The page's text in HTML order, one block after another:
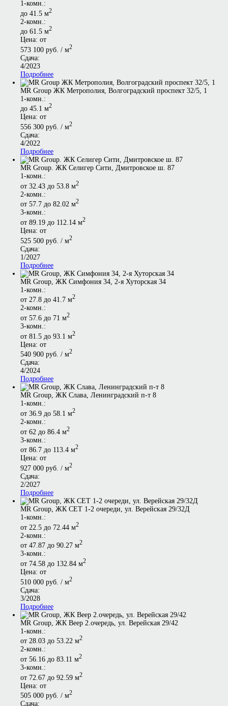
1-комн.:
до 41.5 м2
2-комн.:
до 61.5 м2
Цена: от
573 100 руб. / м2
Сдача:
4/2023
Подробнее
MR Group ЖК Метрополия, Волгоградский проспект 32/5, 1
1-комн.:
до 45.1 м2
Цена: от
556 300 руб. / м2
Сдача:
4/2022
Подробнее
MR Group. ЖК Селигер Сити, Дмитровское ш. 87
1-комн.:
от 32.43 до 53.8 м2
2-комн.:
от 57.7 до 82.02 м2
3-комн.:
от 89.19 до 112.14 м2
Цена: от
525 500 руб. / м2
Сдача:
1/2027
Подробнее
MR Group, ЖК Симфония 34, 2-я Хуторская 34
1-комн.:
от 27.8 до 41.7 м2
2-комн.:
от 57.6 до 71 м2
3-комн.:
от 81.5 до 93.1 м2
Цена: от
540 900 руб. / м2
Сдача:
4/2024
Подробнее
MR Group, ЖК Слава, Ленинградский п-т 8
1-комн.:
от 36.9 до 58.1 м2
2-комн.:
от 62 до 86.4 м2
3-комн.:
от 86.7 до 113.4 м2
Цена: от
927 000 руб. / м2
Сдача:
2/2027
Подробнее
МR Group, ЖК СЕТ 1-2 очереди, ул. Верейская 29/32Д
1-комн.:
от 22.5 до 72.44 м2
2-комн.:
от 47.87 до 90.27 м2
3-комн.:
от 74.58 до 132.84 м2
Цена: от
510 000 руб. / м2
Сдача:
3/2028
Подробнее
MR Group, ЖК Веер 2.очередь, ул. Верейская 29/42
1-комн.:
от 28.03 до 53.22 м2
2-комн.:
от 56.16 до 83.11 м2
3-комн.:
от 72.67 до 92.59 м2
Цена: от
505 000 руб. / м2
Сдача: